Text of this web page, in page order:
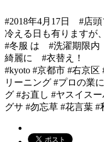
#2018年4月17日 #店
冷える日も有ります
#冬服 は #洗濯期限
綺麗に #衣替え！
#kyoto #京都市 #右京
リーニング #プロの業
グ #お直し #ヤスイス
グサ #勿忘草 #花言葉